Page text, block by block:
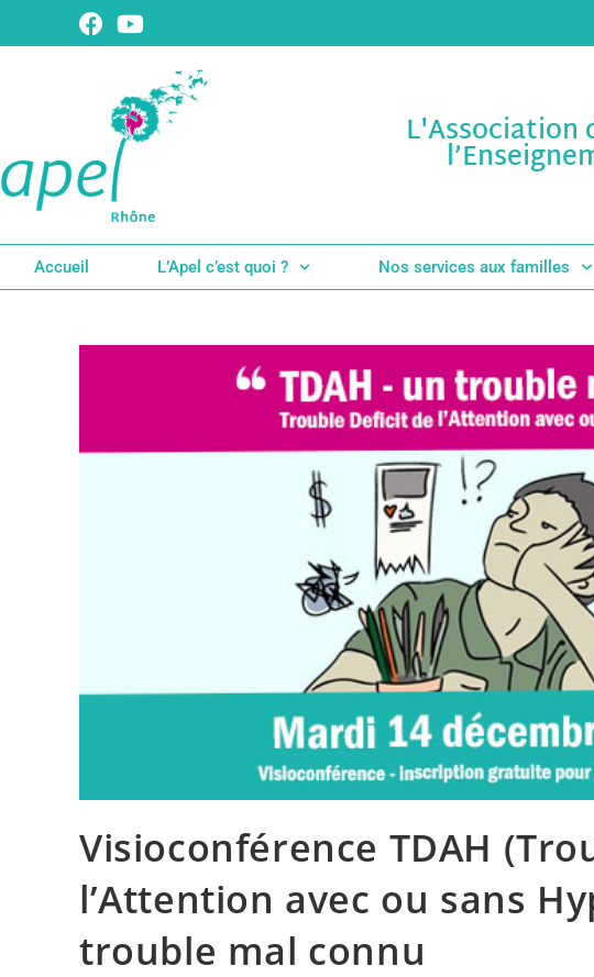
L'Association
Accueil L’Apel c’est quoi ? Nos services aux familles
Visioconférence TDAH
l’Attention avec ou sans
trouble mal connu